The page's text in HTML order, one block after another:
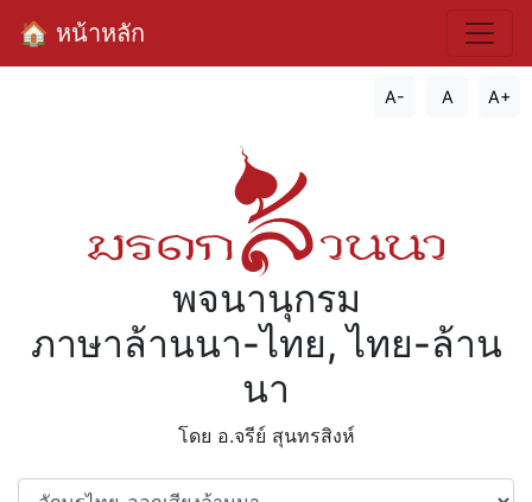
🏠 หน้าหลัก
A- A A+
พจนานุกรม
ภาษาล้านนา-ไทย, ไทย-ล้าน
นา
โดย อ.จรีย์​ สุนทรสิงห์